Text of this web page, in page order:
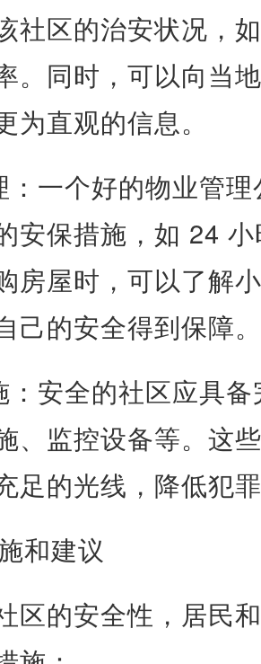
社区的治安状况，
。同时，可以向当
为直观的信息。
：一个好的物业管
安保措施，如 24
房屋时，可以了解
己的安全得到保障。
：安全的社区应具
、监控设备等。这
足的光线，降低犯
和建议
区的安全性，居民